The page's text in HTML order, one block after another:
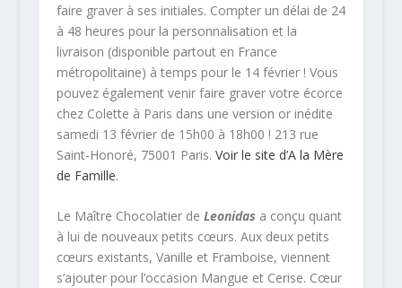
faire graver à ses initiales. Compter un délai de 24
à 48 heures pour la personnalisation et la
livraison (disponible partout en France
métropolitaine) à temps pour le 14 février ! Vous
pouvez également venir faire graver votre écorce
chez Colette à Paris dans une version or inédite
samedi 13 février de 15h00 à 18h00 ! 213 rue
Saint-Honoré, 75001 Paris. Voir le site d’A la Mère
de Famille.
Le Maître Chocolatier de Leonidas a conçu quant
à lui de nouveaux petits cœurs. Aux deux petits
cœurs existants, Vanille et Framboise, viennent
s’ajouter pour l’occasion Mangue et Cerise. Cœur